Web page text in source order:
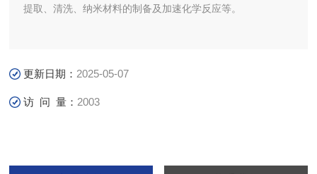
提取、清洗、纳米材料的制备及加速化学反应等。
更新日期： 2025-05-07
访 问 量： 2003